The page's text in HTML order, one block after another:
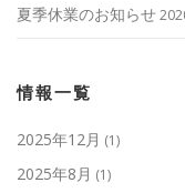
夏季休業のお知らせ
情報一覧
2025年12月 (1)
2025年8月 (1)